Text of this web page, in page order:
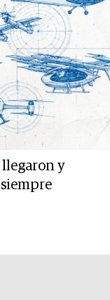
llegaron y